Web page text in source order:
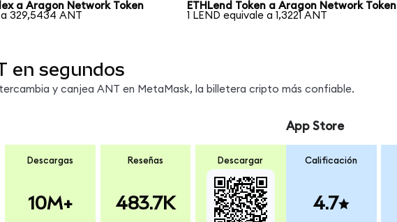
a Aragon Network Token
a 329,5434 ANT
ETHLend Token a Aragon Network Token
1 LEND equivale a 1,3221 ANT
en segundos
y canjea ANT en MetaMask, la billetera cripto más confiable.
Descargas
10M+
Reseñas
483.7K
Descargar
App Store
Calificación
4.7